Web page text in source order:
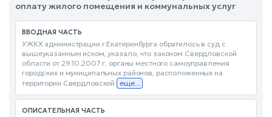
оплату жилого помещения и коммунальных услуг
ВВОДНАЯ ЧАСТЬ
УЖКХ администрации г.Екатеринбурга обратилось в суд с
вышеуказанным иском, указало, что законом Свердловской
области от 29.10.2007 г. органы местного самоуправления
городских и муниципальных районов, расположенных на
территории Свердловской еще...
ОПИСАТЕЛЬНАЯ ЧАСТЬ